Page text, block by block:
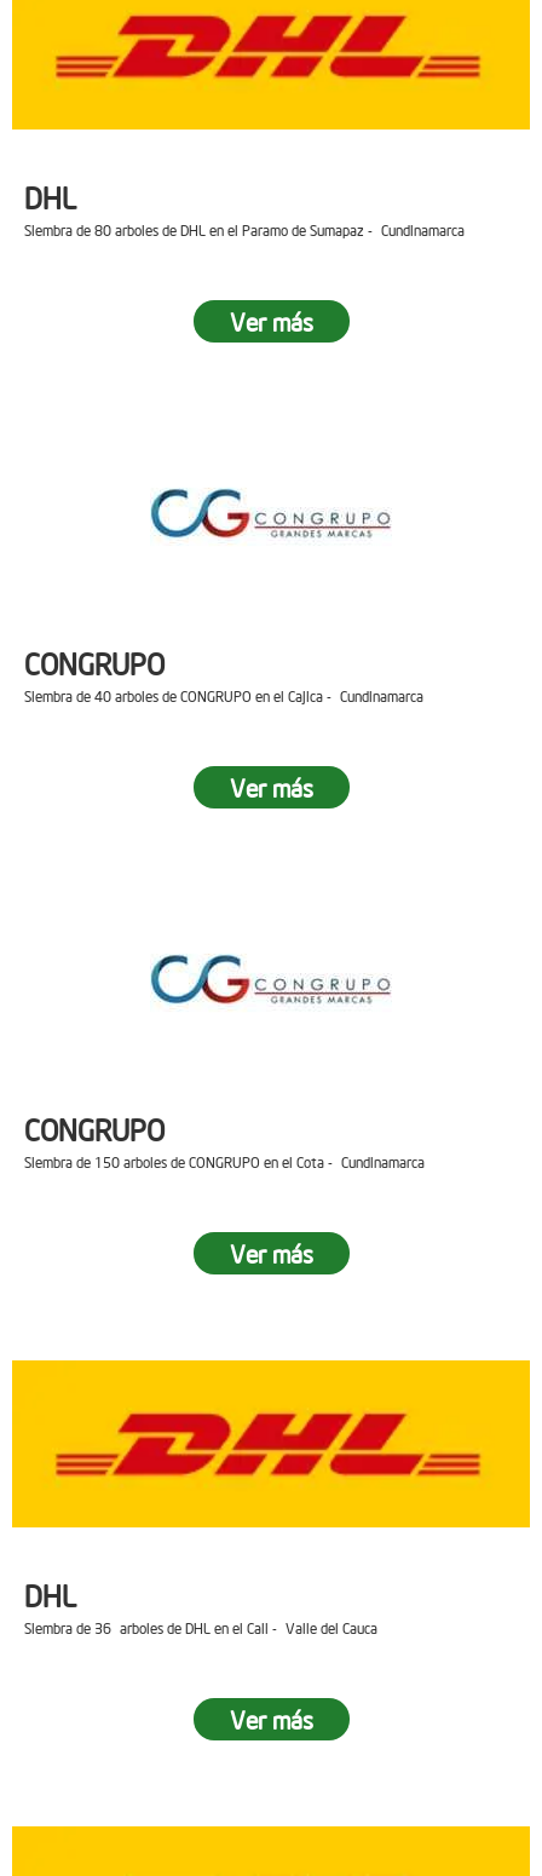
DHL
Siembra de 80 arboles de DHL en el Paramo de Sumapaz - Cundinamarca
Ver más
CONGRUPO
Siembra de 40 arboles de CONGRUPO en el Cajica - Cundinamarca
Ver más
CONGRUPO
Siembra de 150 arboles de CONGRUPO en el Cota - Cundinamarca
Ver más
DHL
Siembra de 36 arboles de DHL en el Cali - Valle del Cauca
Ver más